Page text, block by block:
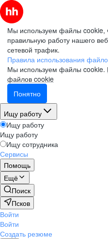
Мы используем файлы cookie,
правильную работу нашего
сетевой трафик.
Правила использования
Мы используем файлы cookie.
файлов cookie
Понятно
Ищу работу
Ищу работу
Ищу работу
Ищу сотрудника
Сервисы
Помощь
Ещё
Поиск
Псков
Войти
Войти
Создать резюме